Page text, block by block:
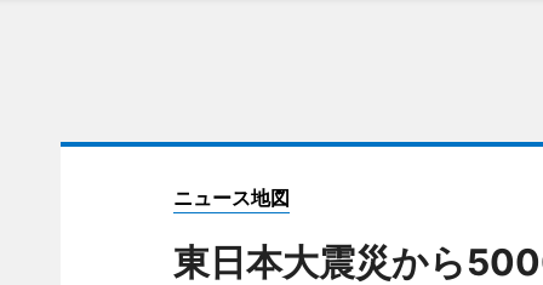
ニュース地図
東日本大震災から